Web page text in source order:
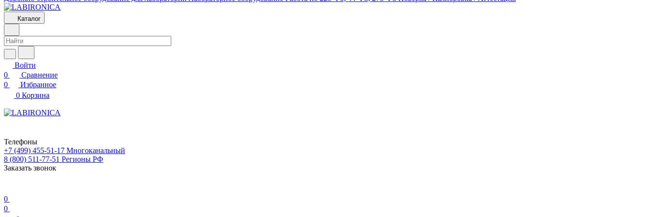
Каталог
Войти
0
Сравнение
0
Избранное
0 Корзина
Телефоны
+7 (499) 455-51-17 Многоканальный
8 (800) 511-77-51 Регионы РФ
Заказать звонок
0
0